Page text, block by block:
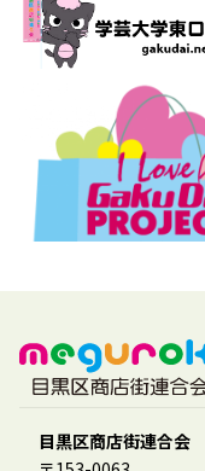
目黒区商店街連合会